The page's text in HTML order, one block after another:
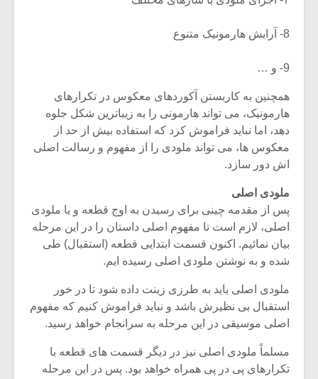
8- آرایش هارمونیک متنوع
9- و …
همچنین به کاربستن آکوردهای معکوس در تکرارهای
هارمونیک، می تواند هارمونی را به زیباترین شکل جلوه
دهد، اما نباید فراموش کرد که استفاده بیش از حد از
معکوس ها، می تواند ملودی را از مفهوم و رسالت اصلی
اش دور سازد.
ملودی اصلی
پس از مقدمه چینی برای رسیدن به اوج قطعه و یا ملودی
اصلی، لازم است تا مفهوم اصلی داستان را در این مرحله
بیان نمائیم. اکنون قسمت ابتدایی قطعه (استقبال) طی
شده و به نوشتن ملودی اصلی رسیده ایم.
ملودی اصلی باید به طرزی زینت داده شود تا در خور
استقبال بی نظیرش باشد و نباید فراموش کنیم که مفهوم
اصلی موسیقی در این مرحله به سرانجام خواهد رسید.
مسلماً ملودی اصلی نیز در دیگر قسمت های قطعه با
تکرارهای پی در پی همراه خواهد بود. پس در این مرحله